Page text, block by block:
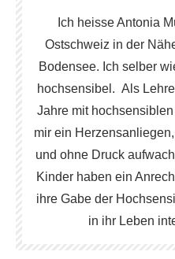
Ich heisse Antonia
Ostschweiz in der
Bodensee. Ich selber
hochsensibel. Als
Jahre mit
mir ein
und ohne Druck
Kinder haben ein
ihre Gabe der
in ihr Leben